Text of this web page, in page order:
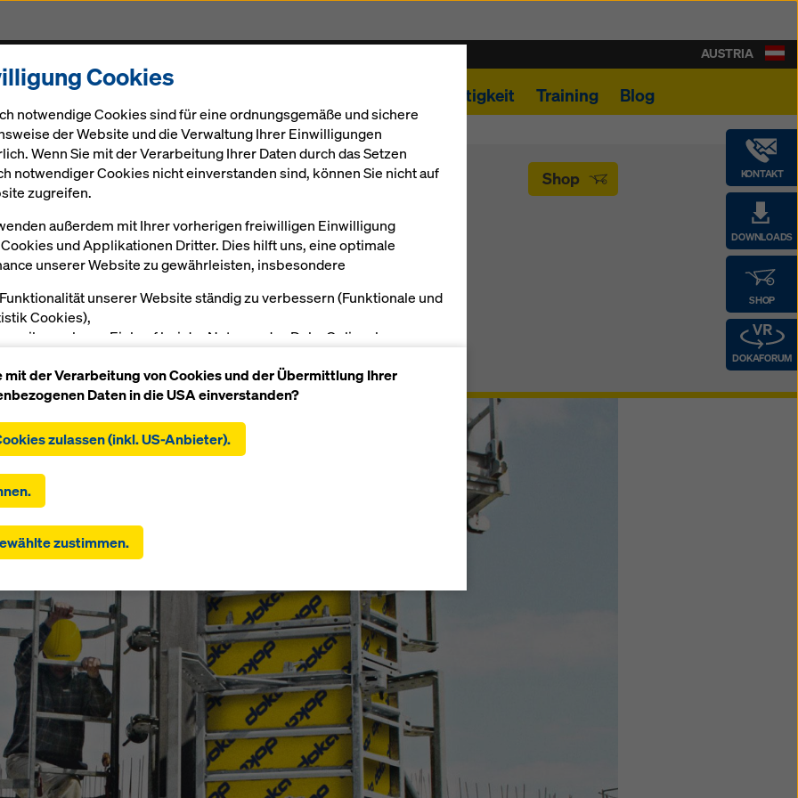
Projekte Nachhaltigkeit Training Blog
KONTAKT
DOWNLOADS
SHOP
DOKAFORUM
AUSTRIA
Shop
KS Xlife
Klappmechanismus
& Videos
Cookies
notwendige Cookies sind für eine ordnungsgemäße und sichere
der Website und die Verwaltung Ihrer Einwilligungen
Wenn Sie mit der Verarbeitung Ihrer Daten durch das Setzen
notwendiger Cookies nicht einverstanden sind, können Sie nicht auf
zugreifen.
außerdem mit Ihrer vorherigen freiwilligen Einwilligung
und Applikationen Dritter. Dies hilft uns, eine optimale
unserer Website zu gewährleisten, insbesondere
unserer Website ständig zu verbessern (Funktionale und
Cookies),
reibungslosen Einkauf bei der Nutzung des Doka Onlineshops zu
Werbung für Sie als User auf bestimmten Plattformen zu
(Marketing-Cookies).
auf "Alle Cookies zulassen (inkl. US-Anbieter)" klicken, stimmen Sie
und Verwendung aller Cookies zu. Indem Sie auf "Ausgewählte
Cookies zu. Damit kann auch die Übermittlung von Daten in
wie die USA einhergehen. Soweit die von Ihnen gewählten
auch Anbieter umfassen, die Daten in Drittstaaten übermitteln,
kein Angemessenheitsbeschluss nach Art 45 DSGVO und keine
Garantien nach Art 46 DSGVO bestehen, erstreckt sich Ihre
Daten dem Zugriff durch Behörden in diesen Drittstaaten zu
und Überwachungszwecken unterliegen und dagegen keine
Rechtsbehelfe zur Verfügung stehen. Sie können alle
Cookies ablehnen, indem Sie auf "Ablehnen" klicken
Cookie Einstellungen
anpassen, indem Sie auf Cookie Einstellungen
dieser Website klicken und die entsprechenden Checkboxen
Sie können Ihre Einwilligung jederzeit grundlos mit Wirkung für
widerrufen, indem Sie zB aufCookie Einstellungenam Ende dieser
klicken.
mit der Verarbeitung von Cookies und der Übermittlung Ihrer
Daten in die USA einverstanden?
zulassen (inkl. US-Anbieter).
zustimmen.